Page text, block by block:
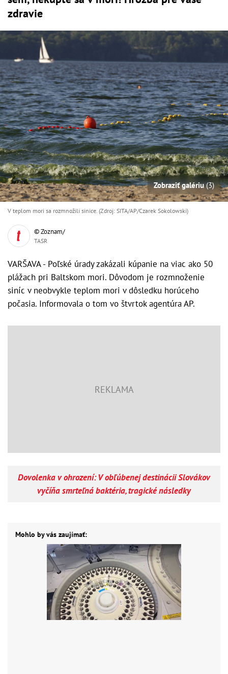
zdravie
Zobraziť galériu(3)
V teplom mori sa rozmnožili sinice. (Zdroj: SITA/AP/Czarek Sokolowski)
© Zoznam/
TASR
VARŠAVA - Poľské úrady zakázali kúpanie na viac ako 50
plážach pri Baltskom mori. Dôvodom je rozmnoženie
siníc v neobvykle teplom mori v dôsledku horúceho
počasia. Informovala o tom vo štvrtok agentúra AP.
Dovolenka v ohrození: V obľúbenej destinácii Slovákov
vyčíňa smrteľná baktéria, tragické následky
Mohlo by vás zaujímať: